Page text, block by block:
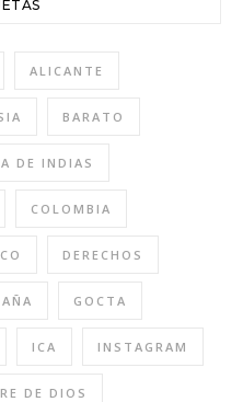
ALICANTE
BARATO
DE INDIAS
COLOMBIA
DERECHOS
GOCTA
ICA INSTAGRAM
DE DIOS